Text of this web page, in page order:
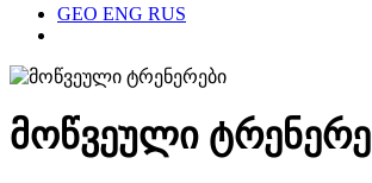
GEO ENG RUS
მოწვეული